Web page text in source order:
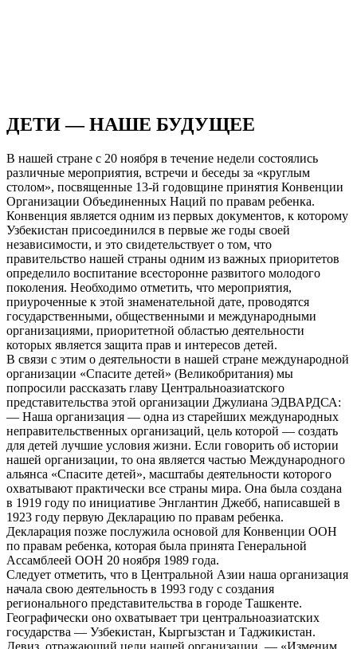
ДЕТИ — НАШЕ БУДУЩЕЕ
В нашей стране с 20 ноября в течение недели состоялись
различные мероприятия, встречи и беседы за «круглым
столом», посвященные 13-й годовщине принятия Конвенции
Организации Объединенных Наций по правам ребенка.
Конвенция является одним из первых документов, к которому
Узбекистан присоединился в первые же годы своей
независимости, и это свидетельствует о том, что
правительство нашей страны одним из важных приоритетов
определило воспитание всесторонне развитого молодого
поколения. Необходимо отметить, что мероприятия,
приуроченные к этой знаменательной дате, проводятся
государственными, общественными и международными
организациями, приоритетной областью деятельности
которых является защита прав и интересов детей.
В связи с этим о деятельности в нашей стране международной
организации «Спасите детей» (Великобритания) мы
попросили рассказать главу Центральноазиатского
представительства этой организации Джулиана ЭДВАРДСА:
— Наша организация — одна из старейших международных
неправительственных организаций, цель которой — создать
для детей лучшие условия жизни. Если говорить об истории
нашей организации, то она является частью Международного
альянса «Спасите детей», масштабы деятельности которого
охватывают практически все страны мира. Она была создана
в 1919 году по инициативе Энглантин Джебб, написавшей в
1923 году первую Декларацию по правам ребенка.
Декларация позже послужила основой для Конвенции ООН
по правам ребенка, которая была принята Генеральной
Ассамблеей ООН 20 ноября 1989 года.
Следует отметить, что в Центральной Азии наша организация
начала свою деятельность в 1993 году с создания
регионального представительства в городе Ташкенте.
Географически оно охватывает три центральноазиатских
государства — Узбекистан, Кыргызстан и Таджикистан.
Девиз, отражающий цели нашей организации, — «Изменим